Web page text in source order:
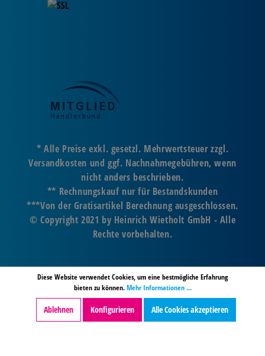
* Alle Preise exkl. gesetzl. Mehrwertsteuer zzgl.
Versandkosten und ggf. Nachnahmegebühren, wenn
nicht anders beschrieben.
** Rechnungskauf nur für Bestandskunden
***Von der Gratisartikel Berechnung ausgeschlossen.
© Copyright 2021 by Heinrich Wietholt GmbH - Alle
Rechte vorbehalten.
Diese Website verwendet Cookies, um eine bestmögliche Erfahrung
bieten zu können.Mehr Informationen ...
Ablehnen Konfigurieren Alle Cookies akzeptieren